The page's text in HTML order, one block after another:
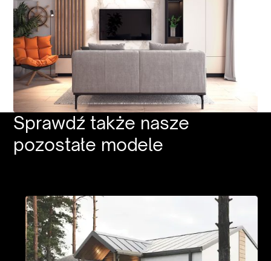
Sprawdź także nasze
pozostałe modele